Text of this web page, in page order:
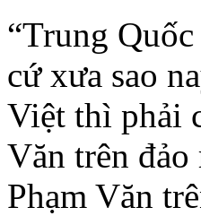
“Trung
cứ xưa sao
Việt thì phải
Văn trên
Phạm Văn